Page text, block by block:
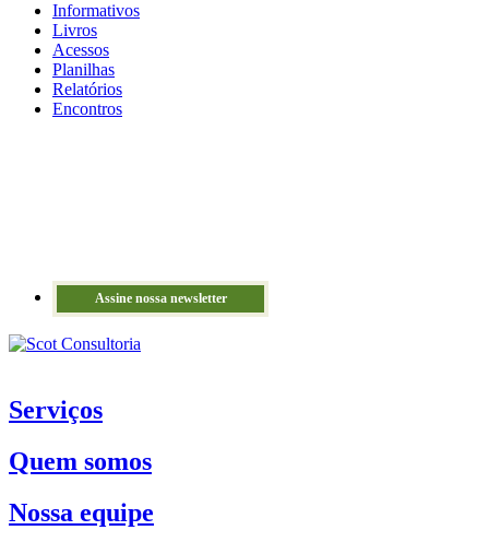
Informativos
Livros
Acessos
Planilhas
Relatórios
Encontros
Assine nossa newsletter
Serviços
Quem somos
Nossa equipe